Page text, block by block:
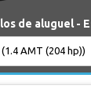
de aluguel -